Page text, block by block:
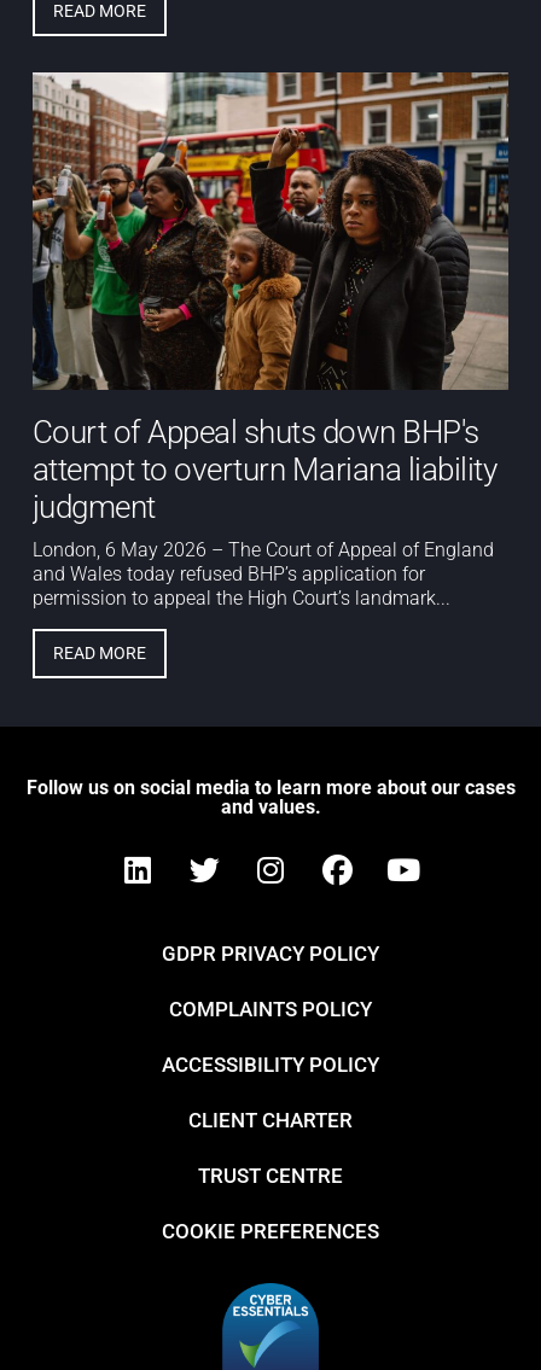
READ MORE
Court of Appeal shuts down BHP's
attempt to overturn Mariana liability
judgment
London, 6 May 2026 – The Court of Appeal of England
and Wales today refused BHP’s application for
permission to appeal the High Court’s landmark...
READ MORE
Follow us on social media to learn more about our cases
and values.
GDPR PRIVACY POLICY
COMPLAINTS POLICY
ACCESSIBILITY POLICY
CLIENT CHARTER
TRUST CENTRE
COOKIE PREFERENCES